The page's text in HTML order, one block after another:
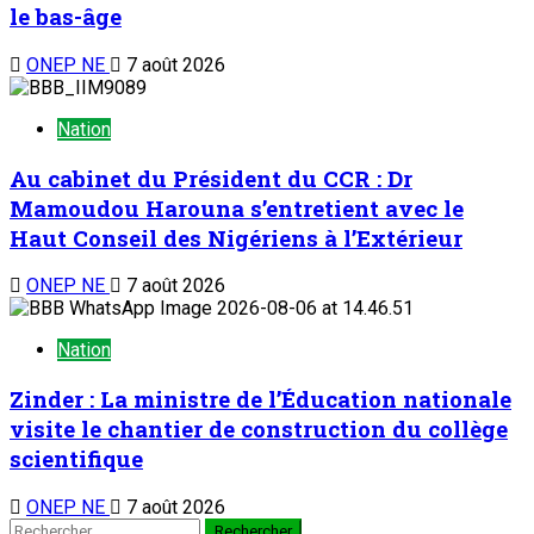
le bas-âge
ONEP NE 7 août 2026
Nation
Au cabinet du Président du CCR : Dr
Mamoudou Harouna s’entretient avec le
Haut Conseil des Nigériens à l’Extérieur
ONEP NE 7 août 2026
Nation
Zinder : La ministre de l’Éducation nationale
visite le chantier de construction du collège
scientifique
ONEP NE 7 août 2026